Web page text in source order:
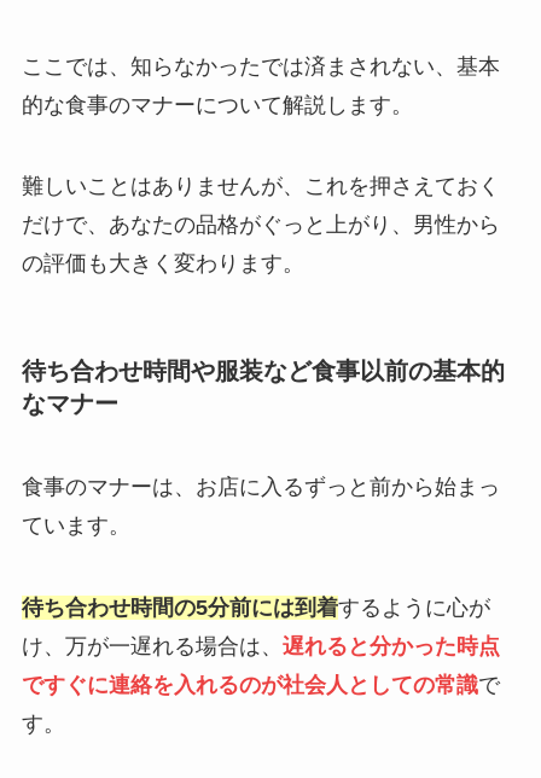
ここでは、知らなかったでは済まされない、基本
的な食事のマナーについて解説します。
難しいことはありませんが、これを押さえておく
だけで、あなたの品格がぐっと上がり、男性から
の評価も大きく変わります。
待ち合わせ時間や服装など食事以前の基本的
なマナー
食事のマナーは、お店に入るずっと前から始まっ
ています。
待ち合わせ時間の5分前には到着するように心が
け、万が一遅れる場合は、 遅れると分かった時点
ですぐに連絡を入れるのが社会人としての常識で
す。